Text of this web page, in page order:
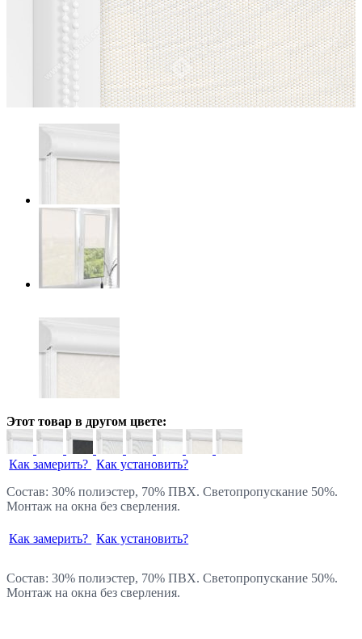
Этот товар в другом цвете:
Как замерить? Как установить?
Состав: 30% полиэстер, 70% ПВХ. Светопропускание 50%.
Монтаж на окна без сверления.
Как замерить? Как установить?
Состав: 30% полиэстер, 70% ПВХ. Светопропускание 50%.
Монтаж на окна без сверления.